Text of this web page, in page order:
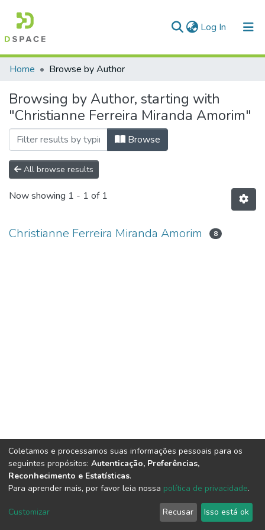
Log In (current)
Communities & Collections
All of DSpace
Home Browse by Author
Browsing by Author, starting with
"Christianne Ferreira Miranda Amorim"
Browse
All browse results
Now showing 1 - 1 of 1
Christianne Ferreira Miranda Amorim 8
DSpace software copyright © 2002-2026 LYRASIS
Cookie
End User
Agreement
Send
Feedback
Coletamos e processamos suas informações pessoais para os
seguintes propósitos: Autenticação, Preferências,
Reconhecimento e Estatísticas.
Para aprender mais, por favor leia nossa política de privacidade.
Customizar Recusar Isso está ok